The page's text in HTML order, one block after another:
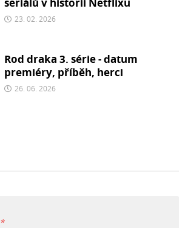
seriálů v historii Netflixu
23. 02. 2026
Rod draka 3. série - datum
premiéry, příběh, herci
26. 06. 2026
*